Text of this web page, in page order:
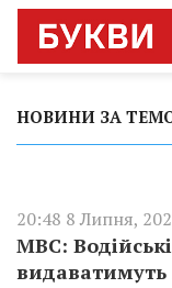
НОВИНИ ЗА
20:48 8 Липня,
МВС:
видаватимуть